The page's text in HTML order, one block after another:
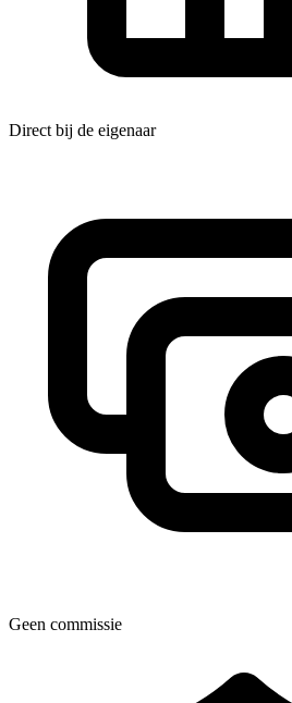
Direct bij de eigenaar
Geen commissie